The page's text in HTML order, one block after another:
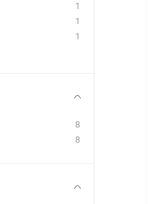
1
1
1
8
8